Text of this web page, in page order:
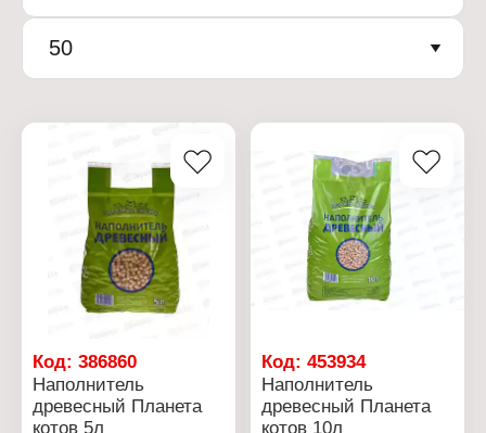
50
Код: 386860
Наполнитель
древесный Планета
котов 5л
Код:453934
Наполнитель
древесный Планета
котов 10л